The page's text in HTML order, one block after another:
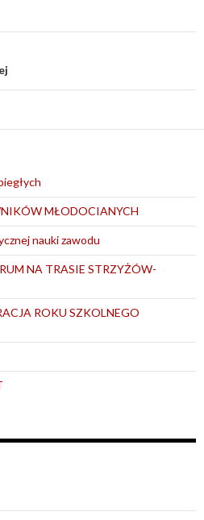
MŁODOCIANYCH
nauki zawodu
NA TRASIE STRZYŻÓW-
ROKU SZKOLNEGO